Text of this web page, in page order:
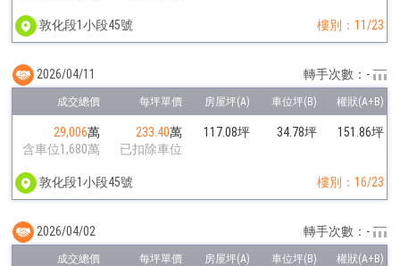
敦化段1小段45號 樓別：11/23
29,006萬
含車位1,680萬
233.40萬
已扣除車位
117.08坪 34.78坪 151.86坪
敦化段1小段45號 樓別：16/23
2026/04/11 轉手次數：-
2026/04/02 轉手次數：-